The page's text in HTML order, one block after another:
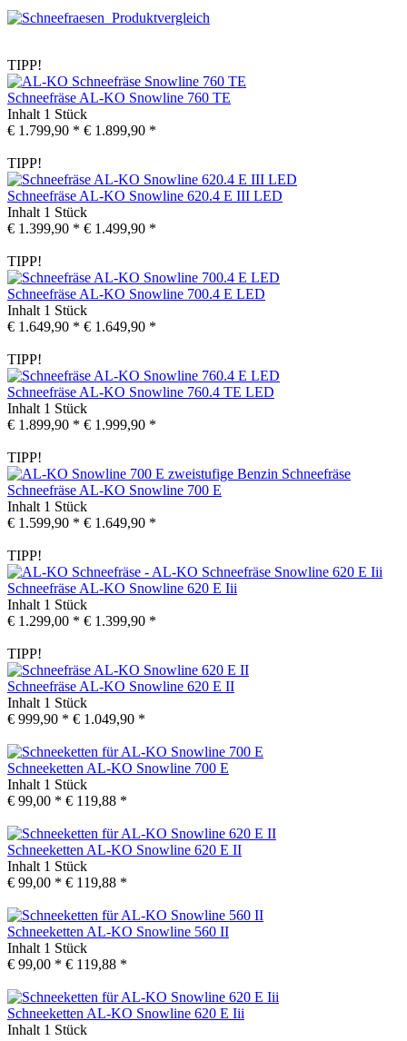
TIPP!
Schneefräse AL-KO Snowline 760 TE
Inhalt 1 Stück
€ 1.799,90 * € 1.899,90 *
TIPP!
Schneefräse AL-KO Snowline 620.4 E III LED
Inhalt 1 Stück
€ 1.399,90 * € 1.499,90 *
TIPP!
Schneefräse AL-KO Snowline 700.4 E LED
Inhalt 1 Stück
€ 1.649,90 * € 1.649,90 *
TIPP!
Schneefräse AL-KO Snowline 760.4 TE LED
Inhalt 1 Stück
€ 1.899,90 * € 1.999,90 *
TIPP!
Schneefräse AL-KO Snowline 700 E
Inhalt 1 Stück
€ 1.599,90 * € 1.649,90 *
TIPP!
Schneefräse AL-KO Snowline 620 E Iii
Inhalt 1 Stück
€ 1.299,00 * € 1.399,90 *
TIPP!
Schneefräse AL-KO Snowline 620 E II
Inhalt 1 Stück
€ 999,90 * € 1.049,90 *
Schneeketten AL-KO Snowline 700 E
Inhalt 1 Stück
€ 99,00 * € 119,88 *
Schneeketten AL-KO Snowline 620 E II
Inhalt 1 Stück
€ 99,00 * € 119,88 *
Schneeketten AL-KO Snowline 560 II
Inhalt 1 Stück
€ 99,00 * € 119,88 *
Schneeketten AL-KO Snowline 620 E Iii
Inhalt 1 Stück